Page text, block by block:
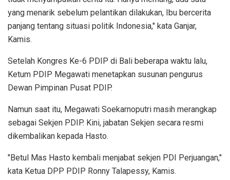
yang menarik sebelum pelantikan dilakukan, Ibu bercerita
panjang tentang situasi politik Indonesia," kata Ganjar,
Kamis.
Setelah Kongres Ke-6 PDIP di Bali beberapa waktu lalu,
Ketum PDIP Megawati menetapkan susunan pengurus
Dewan Pimpinan Pusat PDIP.
Namun saat itu, Megawati Soekarnoputri masih merangkap
sebagai Sekjen PDIP. Kini, jabatan Sekjen secara resmi
dikembalikan kepada Hasto.
"Betul Mas Hasto kembali menjabat sekjen PDI Perjuangan,"
kata Ketua DPP PDIP Ronny Talapessy, Kamis.